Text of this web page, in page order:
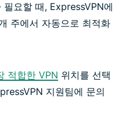
필요할 때, ExpressVPN에
주에서 자동으로 최적화
적합한 VPN 위치를 선택
지원팀에 문의